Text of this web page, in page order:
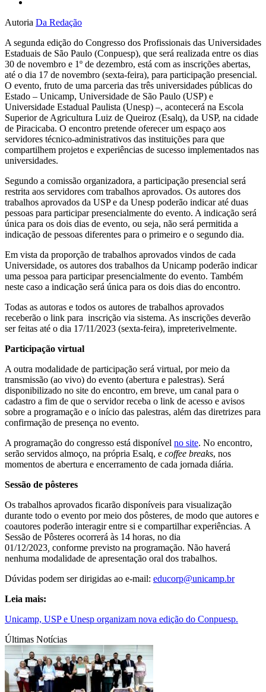
Autoria Da Redação
A segunda edição do Congresso dos Profissionais das Universidades
Estaduais de São Paulo (Conpuesp), que será realizada entre os dias
30 de novembro e 1º de dezembro, está com as inscrições abertas,
até o dia 17 de novembro (sexta-feira), para participação presencial.
O evento, fruto de uma parceria das três universidades públicas do
Estado – Unicamp, Universidade de São Paulo (USP) e
Universidade Estadual Paulista (Unesp) –, acontecerá na Escola
Superior de Agricultura Luiz de Queiroz (Esalq), da USP, na cidade
de Piracicaba. O encontro pretende oferecer um espaço aos
servidores técnico-administrativos das instituições para que
compartilhem projetos e experiências de sucesso implementados nas
universidades.
Segundo a comissão organizadora, a participação presencial será
restrita aos servidores com trabalhos aprovados. Os autores dos
trabalhos aprovados da USP e da Unesp poderão indicar até duas
pessoas para participar presencialmente do evento. A indicação será
única para os dois dias de evento, ou seja, não será permitida a
indicação de pessoas diferentes para o primeiro e o segundo dia.
Em vista da proporção de trabalhos aprovados vindos de cada
Universidade, os autores dos trabalhos da Unicamp poderão indicar
uma pessoa para participar presencialmente do evento. Também
neste caso a indicação será única para os dois dias do encontro.
Todas as autoras e todos os autores de trabalhos aprovados
receberão o link para inscrição via sistema. As inscrições deverão
ser feitas até o dia 17/11/2023 (sexta-feira), impreterivelmente.
Participação virtual
A outra modalidade de participação será virtual, por meio da
transmissão (ao vivo) do evento (abertura e palestras). Será
disponibilizado no site do encontro, em breve, um canal para o
cadastro a fim de que o servidor receba o link de acesso e avisos
sobre a programação e o início das palestras, além das diretrizes para
confirmação de presença no evento.
A programação do congresso está disponível no site. No encontro,
serão servidos almoço, na própria Esalq, e coffee breaks, nos
momentos de abertura e encerramento de cada jornada diária.
Sessão de pôsteres
Os trabalhos aprovados ficarão disponíveis para visualização
durante todo o evento por meio dos pôsteres, de modo que autores e
coautores poderão interagir entre si e compartilhar experiências. A
Sessão de Pôsteres ocorrerá às 14 horas, no dia
01/12/2023 conforme previsto na programação. Não haverá
nenhuma modalidade de apresentação oral dos trabalhos.
Dúvidas podem ser dirigidas ao e-mail: educorp@unicamp.br
Leia mais:
Unicamp, USP e Unesp organizam nova edição do Conpuesp.
Últimas Notícias